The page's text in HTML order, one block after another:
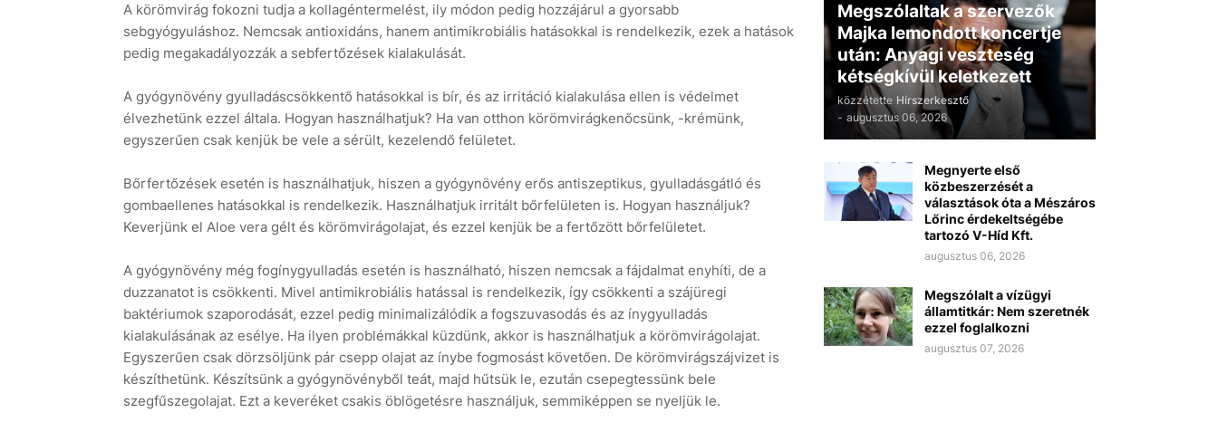
A körömvirág fokozni tudja a kollagéntermelést, ily módon pedig hozzájárul a gyorsabb
sebgyógyuláshoz. Nemcsak antioxidáns, hanem antimikrobiális hatásokkal is rendelkezik, ezek a hatások
pedig megakadályozzák a sebfertőzések kialakulását.
A gyógynövény gyulladáscsökkentő hatásokkal is bír, és az irritáció kialakulása ellen is védelmet
élvezhetünk ezzel általa. Hogyan használhatjuk? Ha van otthon körömvirágkenőcsünk, -krémünk,
egyszerűen csak kenjük be vele a sérült, kezelendő felületet.
Bőrfertőzések esetén is használhatjuk, hiszen a gyógynövény erős antiszeptikus, gyulladásgátló és
gombaellenes hatásokkal is rendelkezik. Használhatjuk irritált bőrfelületen is. Hogyan használjuk?
Keverjünk el Aloe vera gélt és körömvirágolajat, és ezzel kenjük be a fertőzött bőrfelületet.
A gyógynövény még fogínygyulladás esetén is használható, hiszen nemcsak a fájdalmat enyhíti, de a
duzzanatot is csökkenti. Mivel antimikrobiális hatással is rendelkezik, így csökkenti a szájüregi
baktériumok szaporodását, ezzel pedig minimalizálódik a fogszuvasodás és az ínygyulladás
kialakulásának az esélye. Ha ilyen problémákkal küzdünk, akkor is használhatjuk a körömvirágolajat.
Egyszerűen csak dörzsöljünk pár csepp olajat az ínybe fogmosást követően. De körömvirágszájvizet is
készíthetünk. Készítsünk a gyógynövényből teát, majd hűtsük le, ezután csepegtessünk bele
szegfűszegolajat. Ezt a keveréket csakis öblögetésre használjuk, semmiképpen se nyeljük le.
Megszólaltak a szervezők
Majka lemondott koncertje
után: Anyagi veszteség
kétségkívül keletkezett
közzétette Hírszerkesztő
- augusztus 06, 2026
Megnyerte első
közbeszerzését a
választások óta a Mészáros
Lőrinc érdekeltségébe
tartozó V-Híd Kft.
augusztus 06, 2026
Megszólalt a vízügyi
államtitkár: Nem szeretnék
ezzel foglalkozni
augusztus 07, 2026